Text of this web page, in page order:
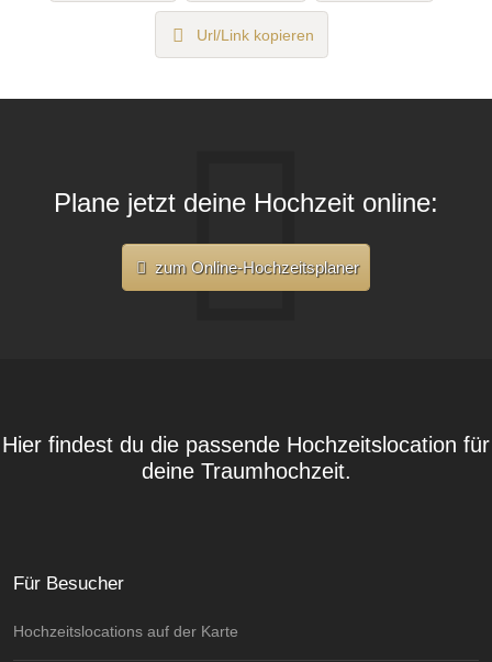
Url/Link kopieren
Plane jetzt deine Hochzeit online:
zum Online-Hochzeitsplaner
Hier findest du die passende Hochzeitslocation für
deine Traumhochzeit.
Für Besucher
Hochzeitslocations auf der Karte